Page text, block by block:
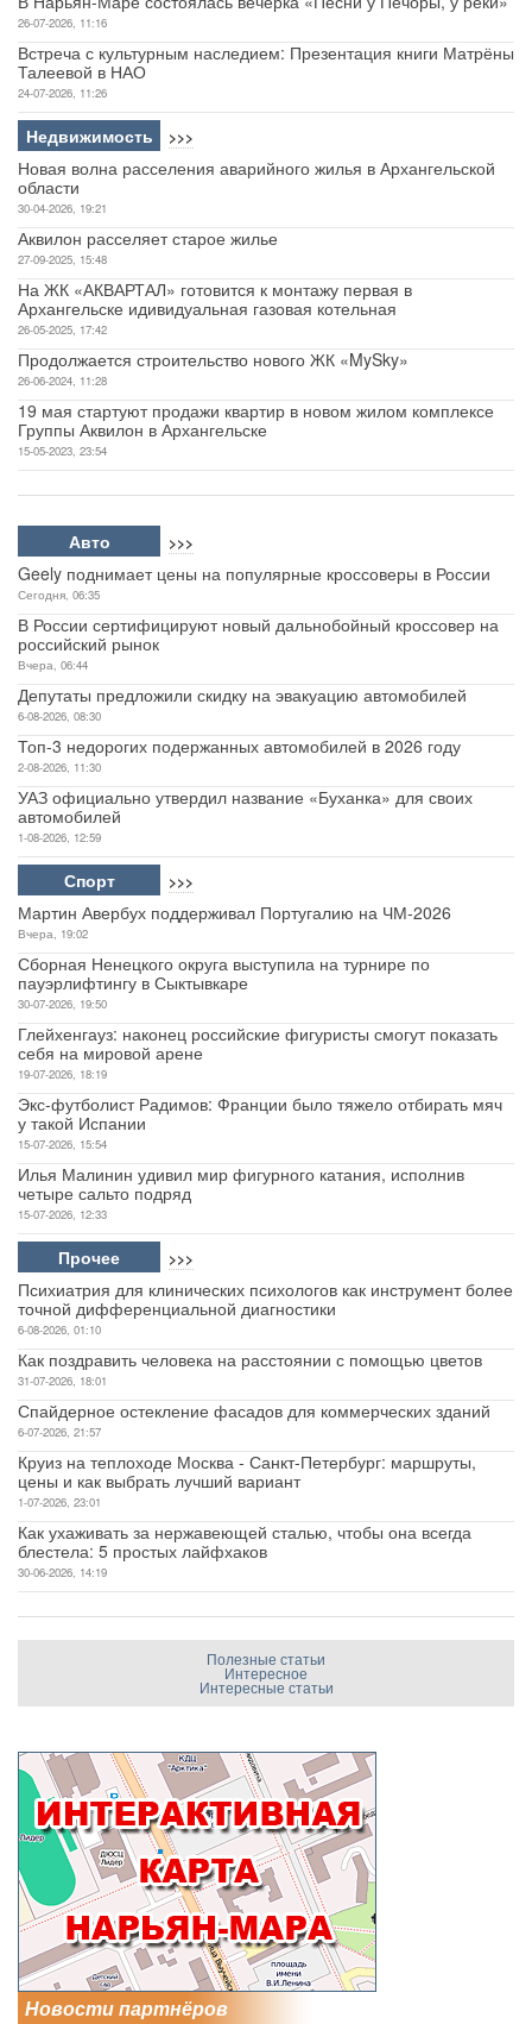
26-07-2026, 11:16
Встреча с культурным наследием: Презентация книги Матрёны
Талеевой в НАО
24-07-2026, 11:26
Недвижимость >>>
Новая волна расселения аварийного жилья в Архангельской
области
30-04-2026, 19:21
Аквилон расселяет старое жилье
27-09-2025, 15:48
На ЖК «АКВАРТАЛ» готовится к монтажу первая в
Архангельске идивидуальная газовая котельная
26-05-2025, 17:42
Продолжается строительство нового ЖК «MySky»
26-06-2024, 11:28
19 мая стартуют продажи квартир в новом жилом комплексе
Группы Аквилон в Архангельске
15-05-2023, 23:54
Авто >>>
Geely поднимает цены на популярные кроссоверы в России
Сегодня, 06:35
В России сертифицируют новый дальнобойный кроссовер на
российский рынок
Вчера, 06:44
Депутаты предложили скидку на эвакуацию автомобилей
6-08-2026, 08:30
Топ-3 недорогих подержанных автомобилей в 2026 году
2-08-2026, 11:30
УАЗ официально утвердил название «Буханка» для своих
автомобилей
1-08-2026, 12:59
Спорт >>>
Мартин Авербух поддерживал Португалию на ЧМ-2026
Вчера, 19:02
Сборная Ненецкого округа выступила на турнире по
пауэрлифтингу в Сыктывкаре
30-07-2026, 19:50
Глейхенгауз: наконец российские фигуристы смогут показать
себя на мировой арене
19-07-2026, 18:19
Экс-футболист Радимов: Франции было тяжело отбирать мяч
у такой Испании
15-07-2026, 15:54
Илья Малинин удивил мир фигурного катания, исполнив
четыре сальто подряд
15-07-2026, 12:33
Прочее >>>
Психиатрия для клинических психологов как инструмент более
точной дифференциальной диагностики
6-08-2026, 01:10
Как поздравить человека на расстоянии с помощью цветов
31-07-2026, 18:01
Спайдерное остекление фасадов для коммерческих зданий
6-07-2026, 21:57
Круиз на теплоходе Москва - Санкт-Петербург: маршруты,
цены и как выбрать лучший вариант
1-07-2026, 23:01
Как ухаживать за нержавеющей сталью, чтобы она всегда
блестела: 5 простых лайфхаков
30-06-2026, 14:19
Полезные статьи
Интересное
Интересные статьи
Новости партнёров